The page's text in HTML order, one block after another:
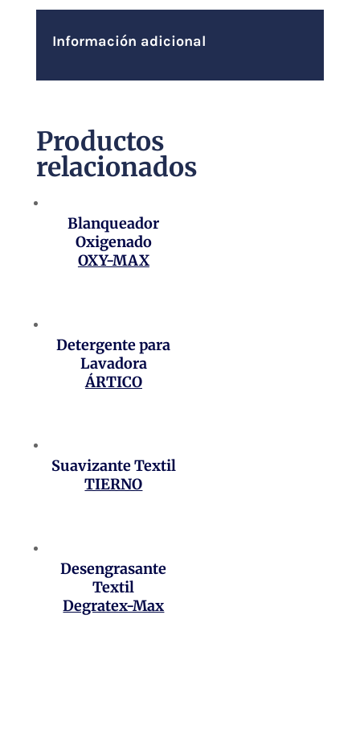
Información adicional
Productos
relacionados
Blanqueador
Oxigenado
OXY-MAX
Detergente para
Lavadora
ÁRTICO
Suavizante Textil
TIERNO
Desengrasante
Textil
Degratex-Max